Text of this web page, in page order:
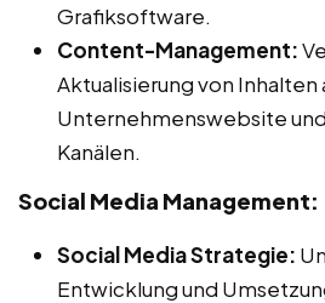
Grafiksoftware.
Content-Management:
Aktualisierung von Inhalten
Unternehmenswebsite
Kanälen.
Social Media Management:
Social Media Strategie:
Entwicklung und